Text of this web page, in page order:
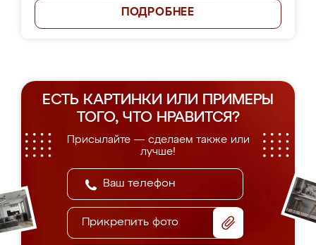
ПОДРОБНЕЕ
ЕСТЬ КАРТИНКИ ИЛИ ПРИМЕРЫ
ТОГО, ЧТО НРАВИТСЯ?
Присылайте — сделаем также или
лучше!
Прикрепить фото